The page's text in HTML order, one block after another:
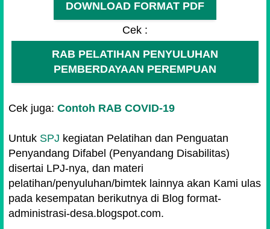
DOWNLOAD FORMAT PDF
Cek :
RAB PELATIHAN PENYULUHAN
PEMBERDAYAAN PEREMPUAN
Cek juga: Contoh RAB COVID-19
Untuk SPJ kegiatan Pelatihan dan Penguatan
Penyandang Difabel (Penyandang Disabilitas)
disertai LPJ-nya, dan materi
pelatihan/penyuluhan/bimtek lainnya akan Kami ulas
pada kesempatan berikutnya di Blog format-
administrasi-desa.blogspot.com.